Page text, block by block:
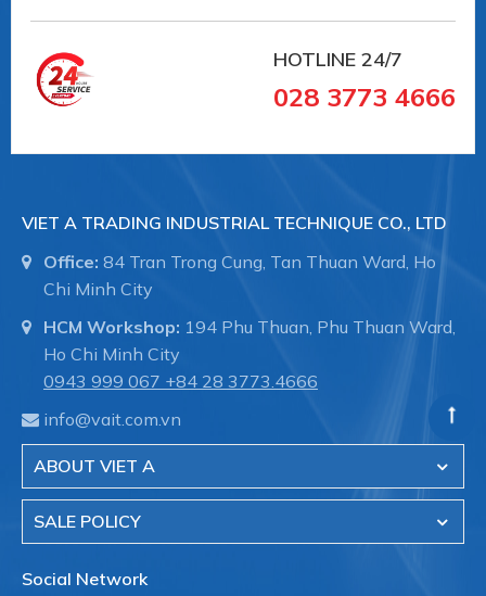
HOTLINE 24/7
028 3773 4666
VIET A TRADING INDUSTRIAL TECHNIQUE CO., LTD
Office: 84 Tran Trong Cung, Tan Thuan Ward, Ho
Chi Minh City
HCM Workshop: 194 Phu Thuan, Phu Thuan Ward,
Ho Chi Minh City
0943 999 067 +84 28 3773.4666
info@vait.com.vn
ABOUT VIET A
SALE POLICY
Social Network